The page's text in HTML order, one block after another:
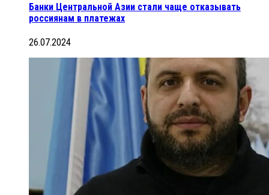
Банки Центральной Азии стали чаще отказывать
россиянам в платежах
26.07.2024